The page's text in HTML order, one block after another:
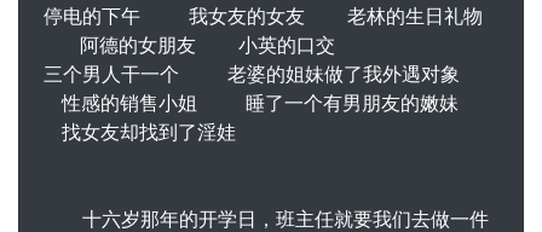
停电的下午 我女友的女友 老林的生日礼物
阿德的女朋友 小英的口交
三个男人干一个 老婆的姐妹做了我外遇对象
性感的销售小姐 睡了一个有男朋友的嫩妹
找女友却找到了淫娃
十六岁那年的开学日，班主任就要我们去做一件